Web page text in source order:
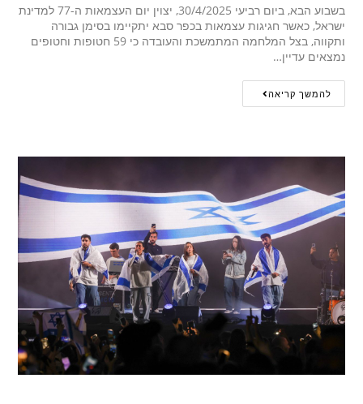
בשבוע הבא, ביום רביעי 30/4/2025, יצוין יום העצמאות ה-77 למדינת
ישראל, כאשר חגיגות עצמאות בכפר סבא יתקיימו בסימן גבורה
ותקווה, בצל המלחמה המתמשכת והעובדה כי 59 חטופות וחטופים
נמצאים עדיין…
להמשך קריאה